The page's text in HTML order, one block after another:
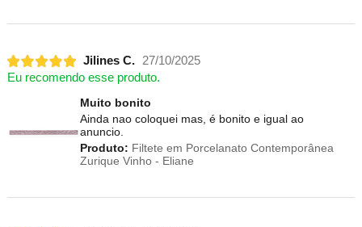
Jilines C.
27/10/2025
Eu recomendo esse produto.
Muito bonito
Ainda nao coloquei mas, é bonito e igual ao
anuncio.
Produto: Filtete em Porcelanato Contemporânea
Zurique Vinho - Eliane